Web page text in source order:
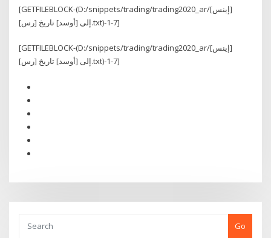
[GETFILEBLOCK-(D:/snippets/trading/trading2020_ar/[إينس]
[رس] إلى [أوسد] تاريخ.txt)-1-7]
[GETFILEBLOCK-(D:/snippets/trading/trading2020_ar/[إينس]
[رس] إلى [أوسد] تاريخ.txt)-1-7]
Go